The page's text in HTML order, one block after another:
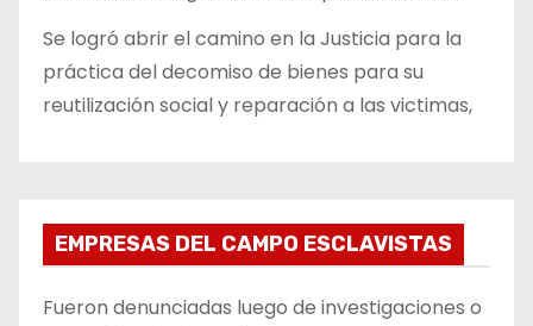
Se logró abrir el camino en la Justicia para la
práctica del decomiso de bienes para su
reutilización social y reparación a las victimas,
EMPRESAS DEL CAMPO ESCLAVISTAS
Fueron denunciadas luego de investigaciones o